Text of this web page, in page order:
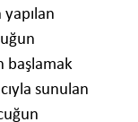
başlamak
sunulan